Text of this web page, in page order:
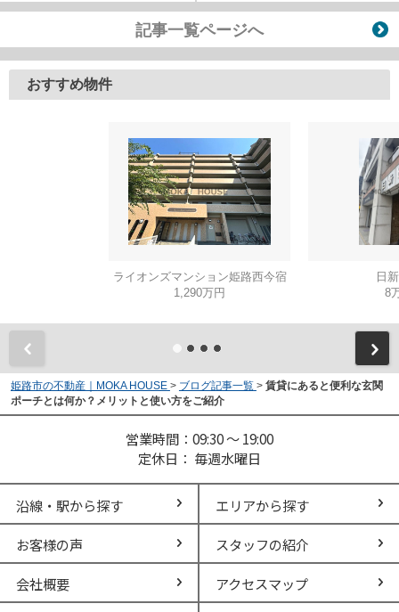
記事一覧ページへ
おすすめ物件
ライオンズマンション姫路西今宿
1,290万円
日
8
姫路市の不動産｜MOKA HOUSE > ブログ記事一覧 > 賃貸にあると便利な玄関
ポーチとは何か？メリットと使い方をご紹介
営業時間：09:30 ～ 19:00
定休日： 毎週水曜日
沿線・駅から探す エリアから探す
お客様の声 スタッフの紹介
会社概要 アクセスマップ